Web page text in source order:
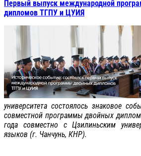
Первый выпуск международной
дипломов ТГПУ и ЦУИЯ
университета состоялось знаковое
совместной программы двойных
года совместно с Цзилиньским
языков (г. Чанчунь, КНР).